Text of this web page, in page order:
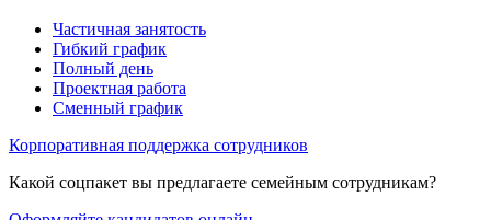
Частичная занятость
Гибкий график
Полный день
Проектная работа
Сменный график
Корпоративная поддержка сотрудников
Какой соцпакет вы предлагаете семейным сотрудникам?